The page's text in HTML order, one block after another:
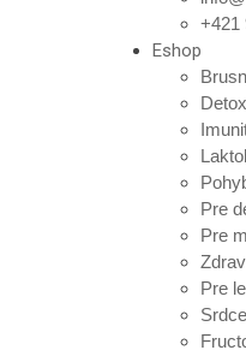
+421
Eshop
Pre
Pre
Pre